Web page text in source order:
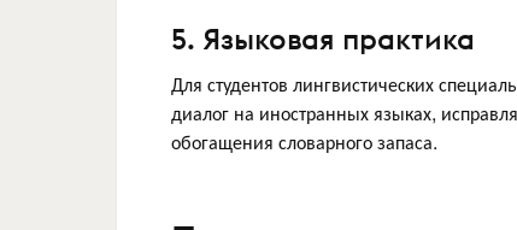
5. Языковая практика
Для студентов лингвистических
диалог на иностранных языках,
обогащения словарного запаса.